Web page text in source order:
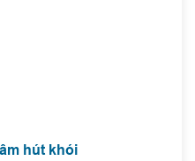
hút khói